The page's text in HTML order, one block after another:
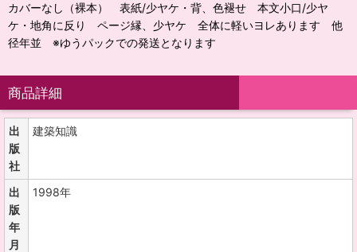
カバーなし（裸本） 表紙/少ヤケ・背、色褪せ 本文小口/少ヤ
ケ・地角に反り ページ縁、少ヤケ 全体に軽いヨレあります 他
径年並 ※ゆうパックでの発送となります
商品詳細
出
版
社
建築知識
出
版
年
月
1998年